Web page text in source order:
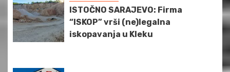
ISTOČNO SARAJEVO: Firma
“ISKOP” vrši (ne)legalna
iskopavanja u Kleku